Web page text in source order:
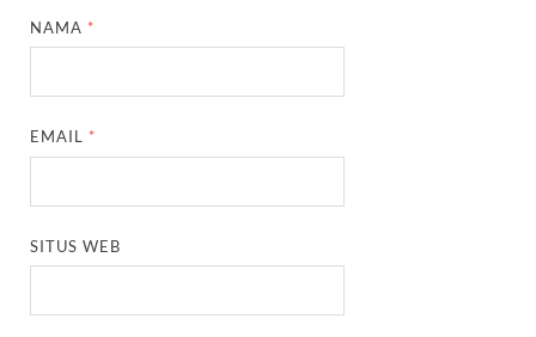
NAMA *
EMAIL *
SITUS WEB